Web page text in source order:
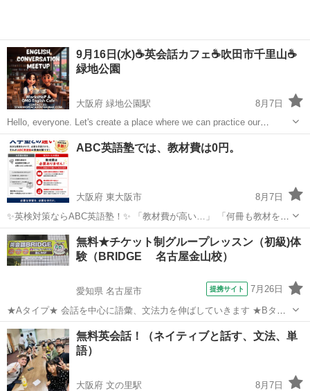
9月16日(水)☕️英会話カフェ☕️吹田市千里山☕️
緑地公園
大阪府 緑地公園駅
8月7日
Hello, everyone. Let's create a place where we can practice our
English conversation skills. All English sk...
大阪 吹田市 緑地公園駅 英会話
ABC英語塾では、教材費は0円。
大阪府 東大阪市
8月7日
✨英検対策ならABC英語塾！✨ 「教材費が高い…」 「何冊も教材を買
わないといけない…」 そんな心配はありません！ 📚 教材費0円！ レ
ッスン料金だけで受講OK！ 一人ひとりのレベルや目標に合わせて、
講師が最適な...
大阪 東大阪市 英検 1級
無料★チケット制グループレッスン（初級)体
験（BRIDGE 名古屋金山校）
愛知県 名古屋市 提携サイト 7月26日
★Aタイプ★ 会話を中心に語彙、文法力を伸ばしていきます ★Bタイ
プ★ 1つのトピックを題材に自分の意見を言えるようになったり、表
現力をより高めていきます
愛知 名古屋市 英会話
無料英会話！（ネイティブと話す、文法、単
語）
大阪府 文の里駅
8月7日